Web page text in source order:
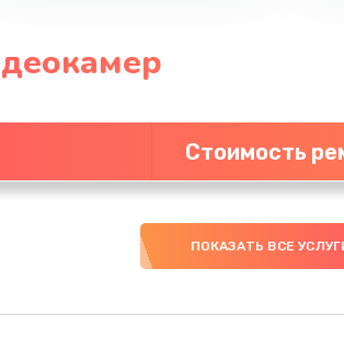
Стоимость
ПОКАЗАТЬ ВСЕ